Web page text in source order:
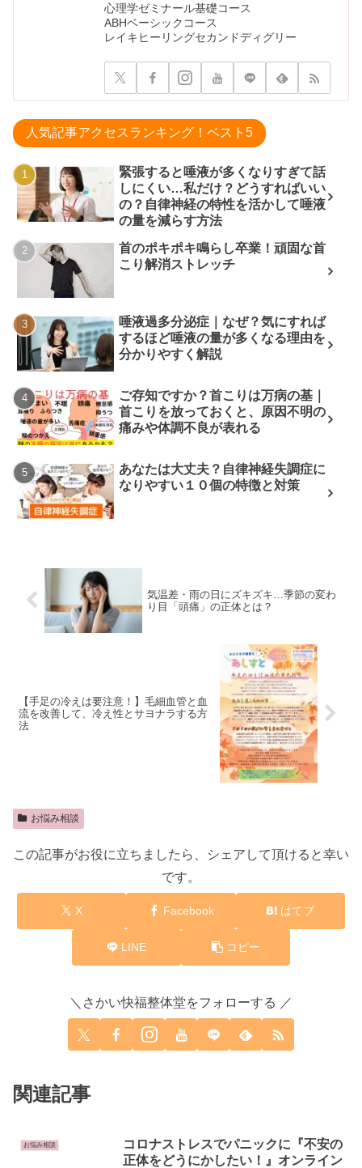
心理学ゼミナール基礎コース
ABHベーシックコース
レイキヒーリングセカンドディグリー
人気記事アクセスランキング！ベスト5
緊張すると唾液が多くなりすぎて話
しにくい…私だけ？どうすればいい
の？自律神経の特性を活かして唾液
の量を減らす方法
首のポキポキ鳴らし卒業！頑固な首
こり解消ストレッチ
唾液過多分泌症｜なぜ？気にすれば
するほど唾液の量が多くなる理由を
分かりやすく解説
ご存知ですか？首こりは万病の基｜
首こりを放っておくと、原因不明の
痛みや体調不良が表れる
あなたは大丈夫？自律神経失調症に
なりやすい１０個の特徴と対策
気温差・雨の日にズキズキ…季節の変わ
り目「頭痛」の正体とは？
【手足の冷えは要注意！】毛細血管と血
流を改善して、冷え性とサヨナラする方
法
お悩み相談
この記事がお役に立ちましたら、シェアして頂けると幸い
です。
X Facebook はてブ
LINE コピー
＼さかい快福整体堂をフォローする ／
関連記事
お悩み相談
コロナストレスでパニックに『不安の
正体をどうにかしたい！』オンライン